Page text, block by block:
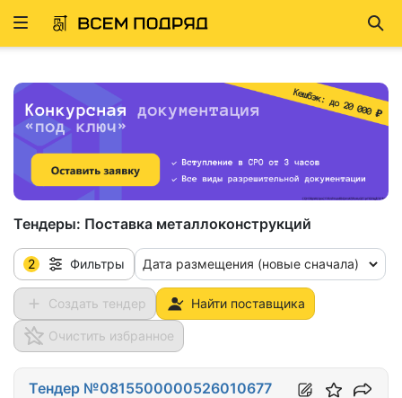
Развернуть
Тендеры: Поставка металлоконструкций
2 Фильтры Дата размещения (новые сначала)
Создать тендер Найти поставщика
Очистить избранное
Тендер №0815500000526010677